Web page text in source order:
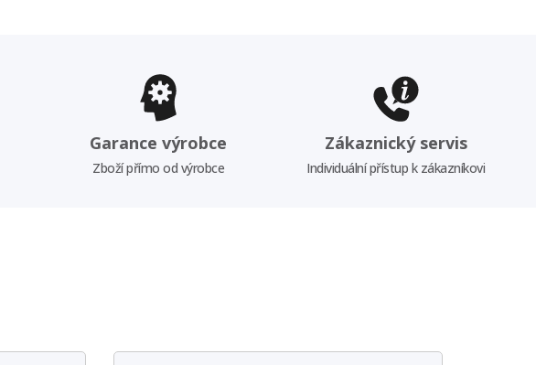
Garance výrobce
Zboží přímo od výrobce
Zákaznický servis
Individuální přístup k zákazníkovi